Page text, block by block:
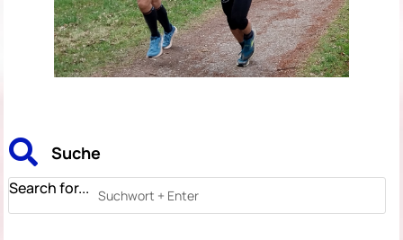
 Suche
Search for...